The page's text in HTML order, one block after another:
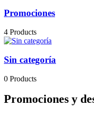
Promociones
4 Products
Sin categoría
0 Products
Promociones y